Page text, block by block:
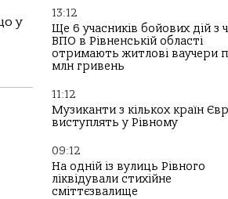
у
13:12
Ще 6 учасників бойових дій з
ВПО в Рівненській області
отримають житлові ваучери
млн гривень
11:12
Музиканти з кількох країн
виступлять у Рівному
09:12
На одній із вулиць Рівного
ліквідували стихійне
сміттєзвалище